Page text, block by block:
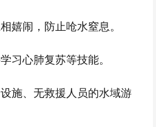
嬉闹，防止呛水窒息。
习心肺复苏等技能。
施、无救援人员的水域游